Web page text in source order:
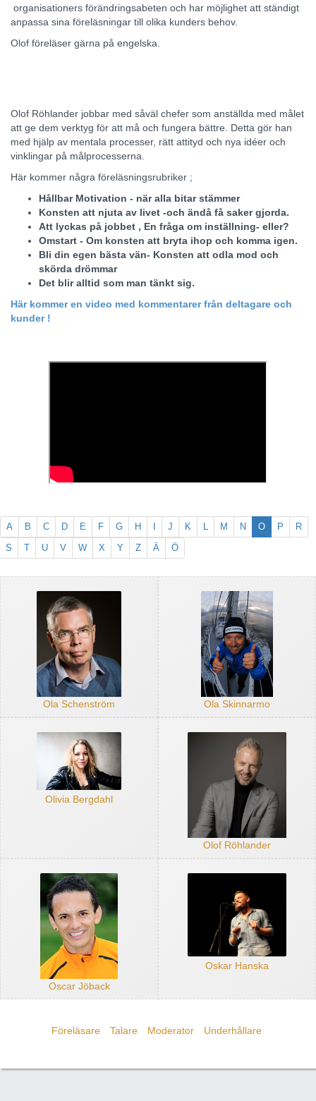
organisationers förändringsabeten och har möjlighet att ständigt
anpassa sina föreläsningar till olika kunders behov.
Olof föreläser gärna på engelska.
Olof Röhlander jobbar med såväl chefer som anställda med målet
att ge dem verktyg för att må och fungera bättre. Detta gör han
med hjälp av mentala processer, rätt attityd och nya idéer och
vinklingar på målprocesserna.
Här kommer några föreläsningsrubriker ;
Hållbar Motivation - när alla bitar stämmer
Konsten att njuta av livet -och ändå få saker gjorda.
Att lyckas på jobbet , En fråga om inställning- eller?
Omstart - Om konsten att bryta ihop och komma igen.
Bli din egen bästa vän- Konsten att odla mod och
skörda drömmar
Det blir alltid som man tänkt sig.
Här kommer en video med kommentarer från deltagare och
kunder !
A B C D E F G H J K L M N O P
R
S
T U V W X Y Z Ä Ö
Ola Schenström Ola Skinnarmo
Olivia Bergdahl
Olof Röhlander
Oscar Jöback
Oskar Hanska
Föreläsare Talare Moderator Underhållare